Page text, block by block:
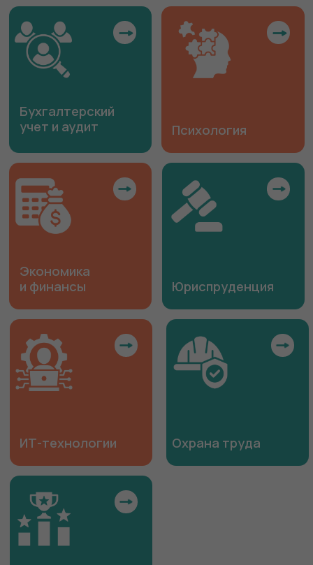
Профессиональное
обучение